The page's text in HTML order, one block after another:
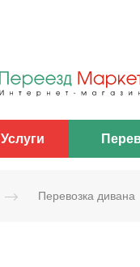
Услуги
Перевозка дивана